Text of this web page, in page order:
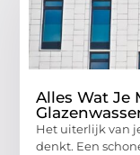
Alles Wat Je
Het uiterlijk van
denkt. Een